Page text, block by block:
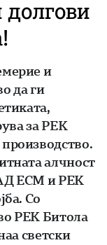
долгови
и
да ги
за РЕК
алчност
АД ЕСМ и РЕК
Со
РЕК Битола
светски